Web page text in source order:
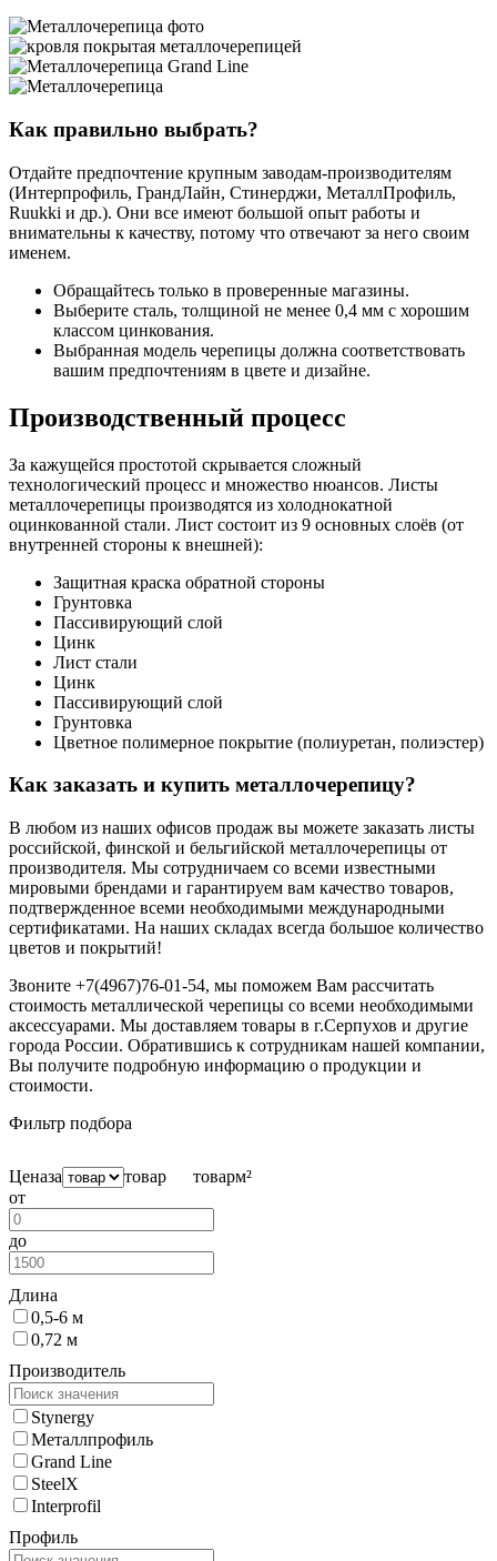
Как правильно выбрать?
Отдайте предпочтение крупным заводам-производителям
(Интерпрофиль, ГрандЛайн, Стинерджи, МеталлПрофиль,
Ruukki и др.). Они все имеют большой опыт работы и
внимательны к качеству, потому что отвечают за него своим
именем.
Обращайтесь только в проверенные магазины.
Выберите сталь, толщиной не менее 0,4 мм с хорошим
классом цинкования.
Выбранная модель черепицы должна соответствовать
вашим предпочтениям в цвете и дизайне.
Производственный процесс
За кажущейся простотой скрывается сложный
технологический процесс и множество нюансов. Листы
металлочерепицы производятся из холоднокатной
оцинкованной стали. Лист состоит из 9 основных слоёв (от
внутренней стороны к внешней):
Защитная краска обратной стороны
Грунтовка
Пассивирующий слой
Цинк
Лист стали
Цинк
Пассивирующий слой
Грунтовка
Цветное полимерное покрытие (полиуретан, полиэстер)
Как заказать и купить металлочерепицу?
В любом из наших офисов продаж вы можете заказать листы
российской, финской и бельгийской металлочерепицы от
производителя. Мы сотрудничаем со всеми известными
мировыми брендами и гарантируем вам качество товаров,
подтвержденное всеми необходимыми международными
сертификатами. На наших складах всегда большое количество
цветов и покрытий!
Звоните +7(4967)76-01-54, мы поможем Вам рассчитать
стоимость металлической черепицы со всеми необходимыми
аксессуарами. Мы доставляем товары в г.Серпухов и другие
города России. Обратившись к сотрудникам нашей компании,
Вы получите подробную информацию о продукции и
стоимости.
Фильтр подбора
Ценаза товар товарм²
от
до
Длина
0,5-6 м
0,72 м
Производитель
Stynergy
Металлпрофиль
Grand Line
SteelX
Interprofil
Профиль